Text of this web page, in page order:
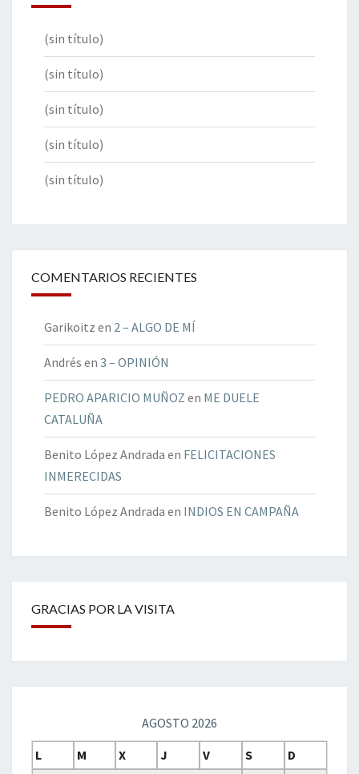
(sin título)
(sin título)
(sin título)
(sin título)
(sin título)
COMENTARIOS RECIENTES
Garikoitz en 2 – ALGO DE MÍ
Andrés en 3 – OPINIÓN
PEDRO APARICIO MUÑOZ en ME DUELE
CATALUÑA
Benito López Andrada en FELICITACIONES
INMERECIDAS
Benito López Andrada en INDIOS EN CAMPAÑA
GRACIAS POR LA VISITA
AGOSTO 2026
L
M X J V S
D